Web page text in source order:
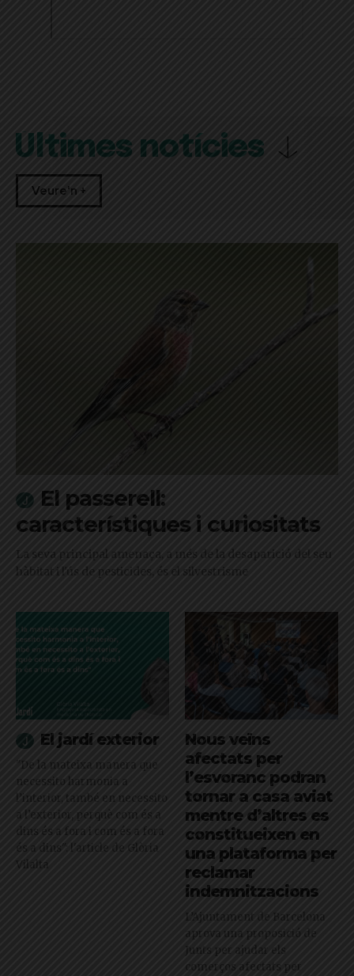
Últimes notícies
Veure'n +
El passerell:
característiques i curiositats
La seva principal amenaça, a més de la desaparició del seu
hàbitat i l'ús de pesticides, és el silvestrisme
El jardí exterior
"De la mateixa manera que
necessito harmonia a
l’interior, també en necessito
a l’exterior, perquè com és a
dins és a fora i com és a fora
és a dins": l'article de Glòria
Vilalta
Nous veïns
afectats per
l’esvoranc podran
tornar a casa aviat
mentre d’altres es
constitueixen en
una plataforma per
reclamar
indemnitzacions
L’Ajuntament de Barcelona
aprova una proposició de
Junts per ajudar els
comerços afectats per